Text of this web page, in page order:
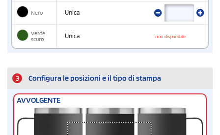
Nero Unica
Verde
scuro
Unica non disponibile
3 Configura le posizioni e il tipo di stampa
AVVOLGENTE